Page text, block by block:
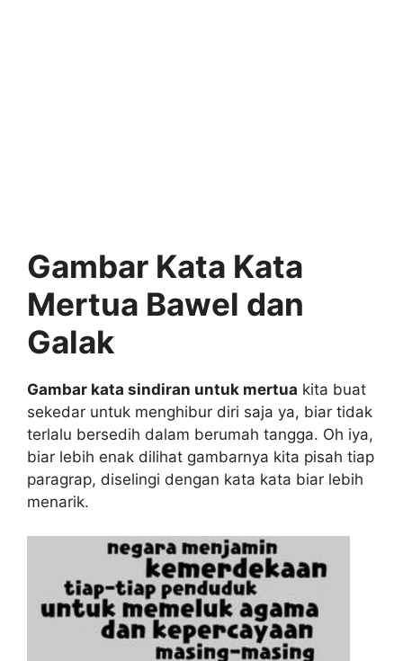
Gambar Kata Kata
Mertua Bawel dan
Galak
Gambar kata sindiran untuk mertua kita buat
sekedar untuk menghibur diri saja ya, biar tidak
terlalu bersedih dalam berumah tangga. Oh iya,
biar lebih enak dilihat gambarnya kita pisah tiap
paragrap, diselingi dengan kata kata biar lebih
menarik.